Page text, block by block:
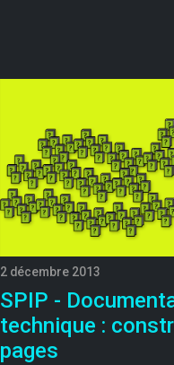
2 décembre 2013
SPIP -
technique :
pages